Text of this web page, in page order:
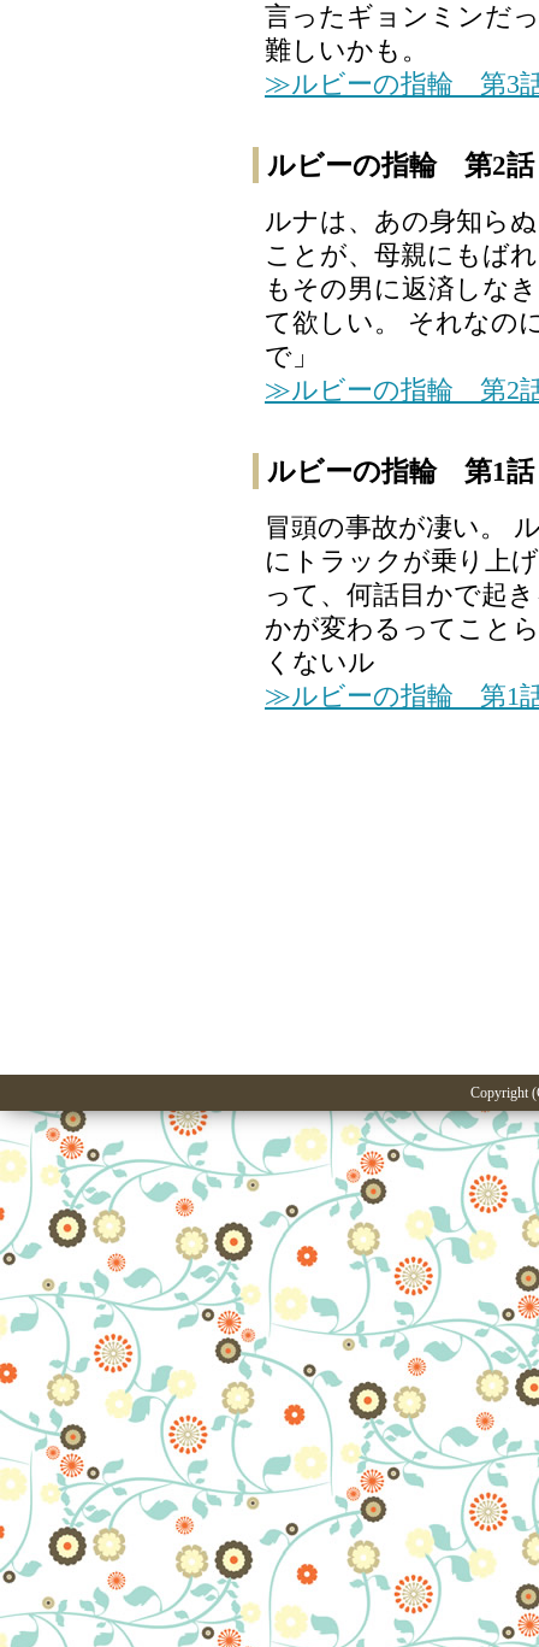
言ったギョンミンだ
難しいかも。
≫ルビーの指輪 第3
ルビーの指輪 第2話
ルナは、あの身知ら
ことが、母親にもば
もその男に返済しな
て欲しい。 それなの
で」
≫ルビーの指輪 第2
ルビーの指輪 第1話
冒頭の事故が凄い。
にトラックが乗り上
って、何話目かで起
かが変わるってこと
くないル
≫ルビーの指輪 第1
Copyright